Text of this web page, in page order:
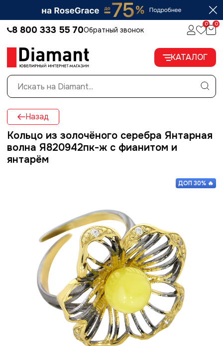

8 800 333 55 70Обратный звонок
0 0
КАТАЛОГ
Назад
Кольцо из золочёного серебра Янтарная
волна Я820942пк-ж с фианитом и
янтарём
ДОП 30% 🔥